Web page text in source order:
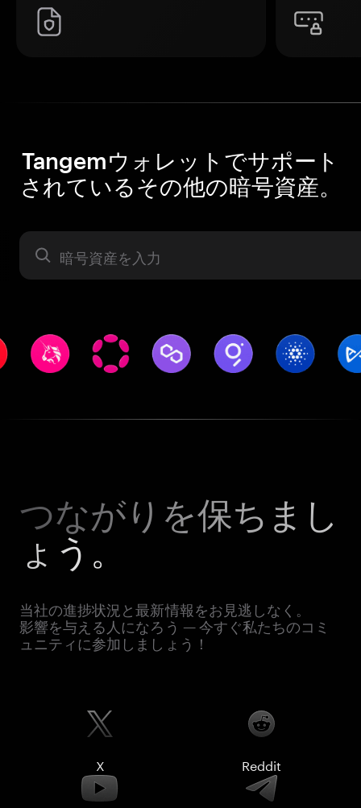
Tangemウォレットでサポート
されているその他の暗号資産。
暗号資産
つながりを保ちまし
ょう。
当社の進捗状況と最新情報をお見逃しなく。
影響を与える人になろう — 今すぐ私たちのコミ
ュニティに参加しましょう！
X Reddit